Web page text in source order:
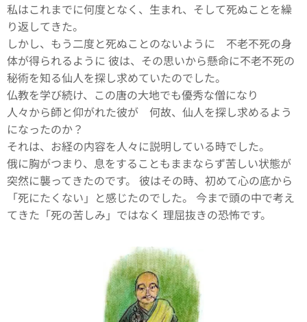
私はこれまでに何度となく、生まれ、そして死ぬことを繰
り返してきた。
しかし、もう二度と死ぬことのないように 不老不死の身
体が得られるように 彼は、その思いから懸命に不老不死の
秘術を知る仙人を探し求めていたのでした。
仏教を学び続け、この唐の大地でも優秀な僧になり
人々から師と仰がれた彼が 何故、仙人を探し求めるよう
になったのか？
それは、お経の内容を人々に説明している時でした。
俄に胸がつまり、息をすることもままならず苦しい状態が
突然に襲ってきたのです。 彼はその時、初めて心の底から
「死にたくない」と感じたのでした。 今まで頭の中で考え
てきた「死の苦しみ」ではなく 理屈抜きの恐怖です。